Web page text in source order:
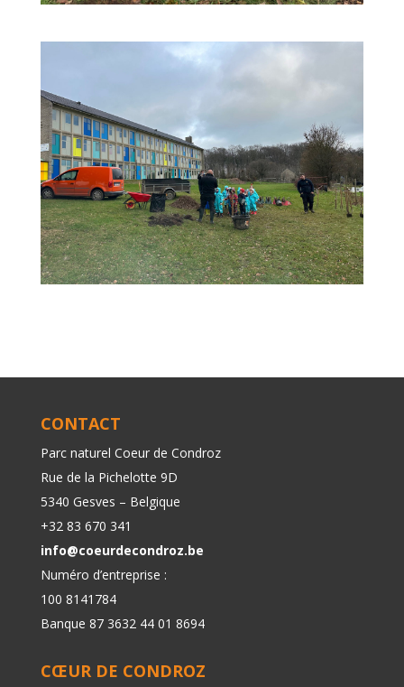
CONTACT
Parc naturel Coeur de Condroz
Rue de la Pichelotte 9D
5340 Gesves – Belgique
+32 83 670 341
info@coeurdecondroz.be
Numéro d’entreprise :
100 8141784
Banque 87 3632 44 01 8694
CŒUR DE CONDROZ